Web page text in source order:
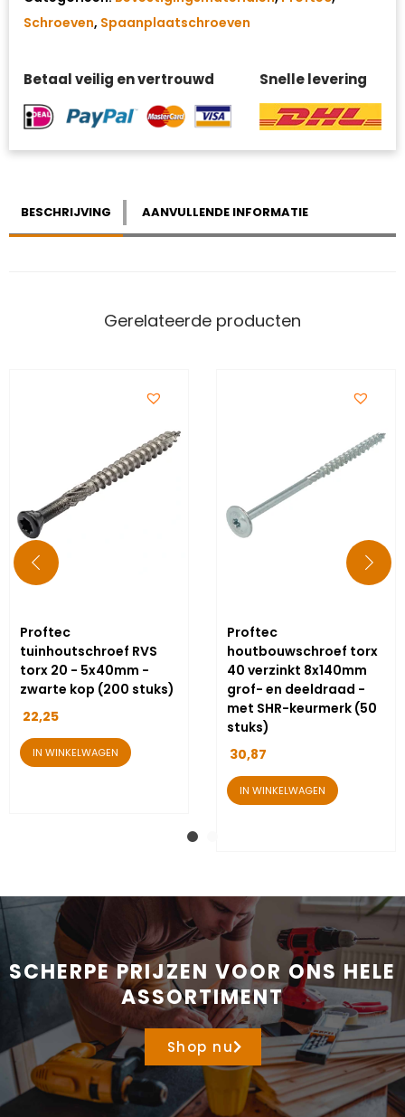
Schroeven, Spaanplaatschroeven
Betaal veilig en vertrouwd Snelle levering
BESCHRIJVING AANVULLENDE INFORMATIE
Gerelateerde producten
Proftec
tuinhoutschroef RVS
torx 20 - 5x40mm -
zwarte kop (200 stuks)
22,25
IN WINKELWAGEN
Proftec
houtbouwschroef torx
40 verzinkt 8x140mm
grof- en deeldraad -
met SHR-keurmerk (50
stuks)
30,87
IN WINKELWAGEN
SCHERPE PRIJZEN VOOR ONS HELE
ASSORTIMENT
Shop nu